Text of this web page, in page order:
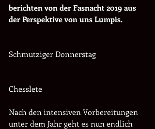
berichten von der Fasnacht 2019 aus
der Perspektive von uns Lumpis.
Schmutziger Donnerstag
Chesslete
Nach den intensiven Vorbereitungen
unter dem Jahr geht es nun endlich